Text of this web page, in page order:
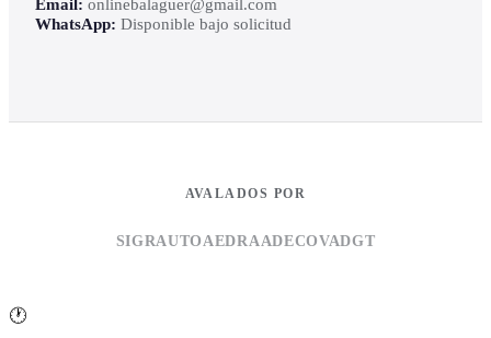
WhatsApp: Disponible bajo solicitud
AVALADOS POR
SIGRAUTOAEDRAADECOVADGT
🕐